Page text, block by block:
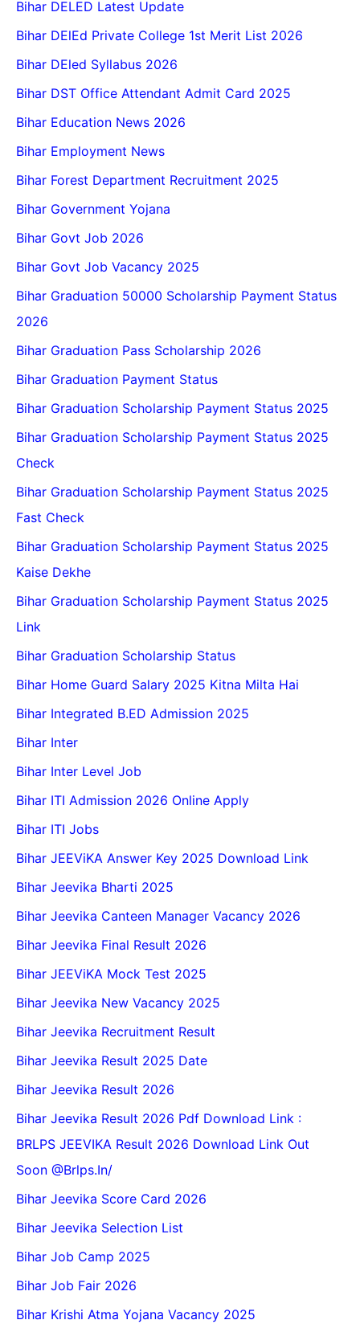
Bihar DELED Latest Update
Bihar DElEd Private College 1st Merit List 2026
Bihar DEled Syllabus 2026
Bihar DST Office Attendant Admit Card 2025
Bihar Education News 2026
Bihar Employment News
Bihar Forest Department Recruitment 2025
Bihar Government Yojana
Bihar Govt Job 2026
Bihar Govt Job Vacancy 2025
Bihar Graduation 50000 Scholarship Payment Status
2026
Bihar Graduation Pass Scholarship 2026
Bihar Graduation Payment Status
Bihar Graduation Scholarship Payment Status 2025
Bihar Graduation Scholarship Payment Status 2025
Check
Bihar Graduation Scholarship Payment Status 2025
Fast Check
Bihar Graduation Scholarship Payment Status 2025
Kaise Dekhe
Bihar Graduation Scholarship Payment Status 2025
Link
Bihar Graduation Scholarship Status
Bihar Home Guard Salary 2025 Kitna Milta Hai
Bihar Integrated B.ED Admission 2025
Bihar Inter
Bihar Inter Level Job
Bihar ITI Admission 2026 Online Apply
Bihar ITI Jobs
Bihar JEEViKA Answer Key 2025 Download Link
Bihar Jeevika Bharti 2025
Bihar Jeevika Canteen Manager Vacancy 2026
Bihar Jeevika Final Result 2026
Bihar JEEViKA Mock Test 2025
Bihar Jeevika New Vacancy 2025
Bihar Jeevika Recruitment Result
Bihar Jeevika Result 2025 Date
Bihar Jeevika Result 2026
Bihar Jeevika Result 2026 Pdf Download Link :
BRLPS JEEVIKA Result 2026 Download Link Out
Soon @Brlps.in/
Bihar Jeevika Score Card 2026
Bihar Jeevika Selection List
Bihar Job Camp 2025
Bihar Job Fair 2026
Bihar Krishi Atma Yojana Vacancy 2025